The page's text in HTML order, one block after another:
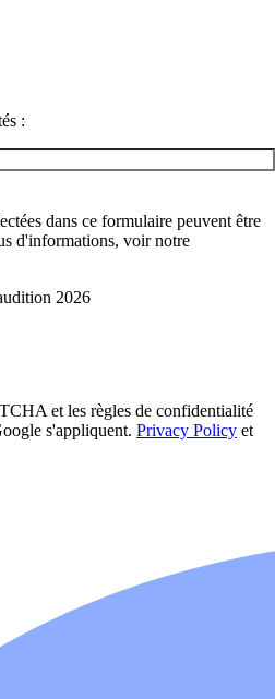
:
dans ce formulaire peuvent être
d'informations, voir notre
2026
et les règles de confidentialité
s'appliquent. Privacy Policy et